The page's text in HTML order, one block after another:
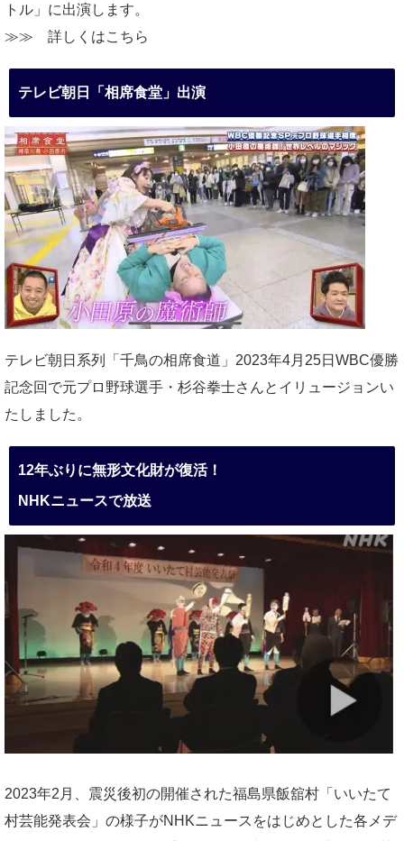
トル」に出演します。
≫≫ 詳しくはこちら
テレビ朝日「相席食堂」出演
テレビ朝日系列「千鳥の相席食道」2023年4月25日WBC優勝
記念回で元プロ野球選手・杉谷拳士さんとイリュージョンい
たしました。
12年ぶりに無形文化財が復活！
NHKニュースで放送
2023年2月、震災後初の開催された福島県飯舘村「いいたて
村芸能発表会」の様子がNHKニュースをはじめとした各メデ